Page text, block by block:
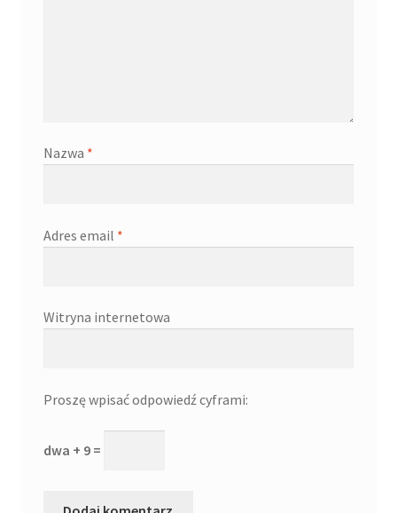
Nazwa *
Adres email *
Witryna internetowa
Proszę wpisać odpowiedź cyframi:
dwa + 9 =